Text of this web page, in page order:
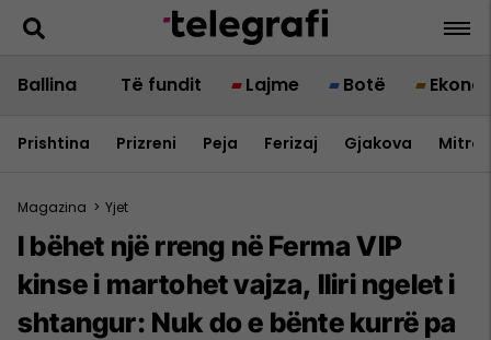
Ballina Të fundit Lajme Botë
Prishtina Prizreni Peja Ferizaj Gjakova
Magazina > Yjet
I bëhet një rreng në Ferma VIP
kinse i martohet vajza, Iliri ngelet i
shtangur: Nuk do e bënte kurrë pa